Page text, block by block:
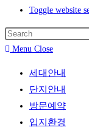
Toggle website
Menu Close
세대안내
단지안내
방문예약
입지환경